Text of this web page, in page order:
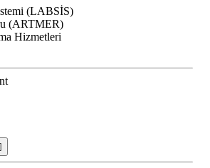
(LABSİS)
(ARTMER)
Hizmetleri